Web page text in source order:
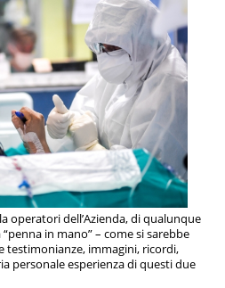
operatori dell’Azienda, di qualunque
in mano” – come si sarebbe
testimonianze, immagini, ricordi,
personale esperienza di questi due